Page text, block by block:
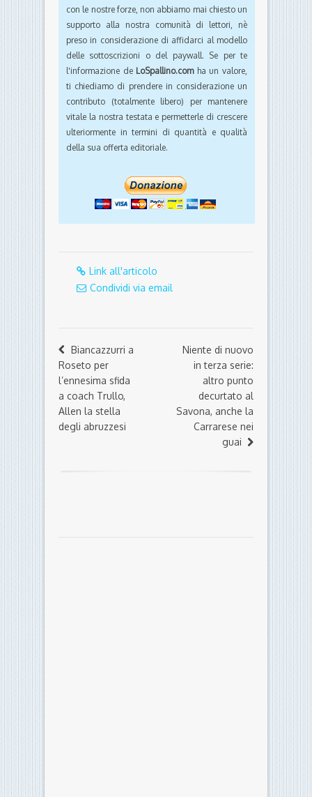
con le nostre forze, non abbiamo mai chiesto un
supporto alla nostra comunità di lettori, nè
preso in considerazione di affidarci al modello
delle sottoscrizioni o del paywall. Se per te
l'informazione de LoSpallino.comha un valore,
ti chiediamo di prendere in considerazione un
contributo (totalmente libero) per mantenere
vitale la nostra testata e permetterle di crescere
ulteriormente in termini di quantità e qualità
della sua offerta editoriale.
Link all'articolo
Condividi via email
Biancazzurri a
Roseto per
l’ennesima sfida
a coach Trullo,
Allen la stella
degli abruzzesi
Niente di nuovo
in terza serie:
altro punto
decurtato al
Savona, anche la
Carrarese nei
guai